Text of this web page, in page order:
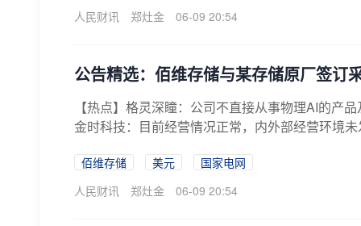
人民财讯
郑灶金 06-09 20:54
公告精选：佰维存储与某存储原厂签订
【热点】格灵深瞳：公司不直接从事物理AI的产
金时科技：目前经营情况正常，内外部经营环境
佰维存储 美元
国家电网
人民财讯
郑灶金 06-09 20:54